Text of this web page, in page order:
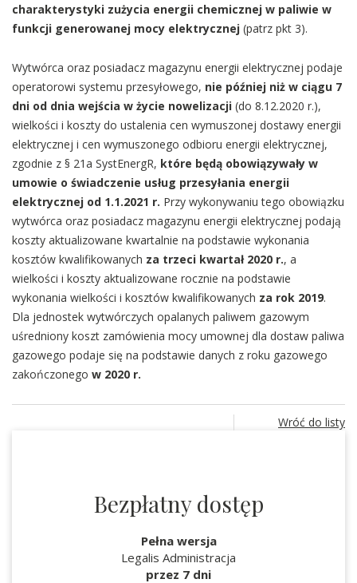
charakterystyki zużycia energii chemicznej w paliwie w
funkcji generowanej mocy elektrycznej (patrz pkt 3).
Wytwórca oraz posiadacz magazynu energii elektrycznej podaje
operatorowi systemu przesyłowego, nie później niż w ciągu 7
dni od dnia wejścia w życie nowelizacji (do 8.12.2020 r.),
wielkości i koszty do ustalenia cen wymuszonej dostawy energii
elektrycznej i cen wymuszonego odbioru energii elektrycznej,
zgodnie z § 21a SystEnergR, które będą obowiązywały w
umowie o świadczenie usług przesyłania energii
elektrycznej od 1.1.2021 r. Przy wykonywaniu tego obowiązku
wytwórca oraz posiadacz magazynu energii elektrycznej podają
koszty aktualizowane kwartalnie na podstawie wykonania
kosztów kwalifikowanych za trzeci kwartał 2020 r., a
wielkości i koszty aktualizowane rocznie na podstawie
wykonania wielkości i kosztów kwalifikowanych za rok 2019.
Dla jednostek wytwórczych opalanych paliwem gazowym
uśredniony koszt zamówienia mocy umownej dla dostaw paliwa
gazowego podaje się na podstawie danych z roku gazowego
zakończonego w 2020 r.
Wróć do listy
Bezpłatny dostęp
Pełna wersja
Legalis Administracja
przez 7 dni